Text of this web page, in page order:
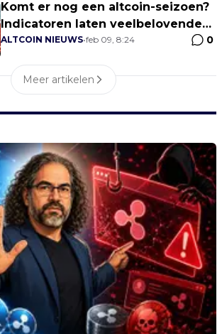
Komt er nog een altcoin-seizoen?
Indicatoren laten veelbelovende
signalen zien
ALTCOIN NIEUWS•feb 09, 8:24 0
Meer artikelen